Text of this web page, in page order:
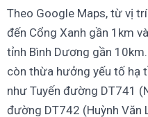
Theo Google Maps, từ vị
đến Cổng Xanh gần 1km
tỉnh Bình Dương gần
còn thừa hưởng yếu tố hạ
như Tuyến đường DT741
đường DT742 (Huỳnh Văn